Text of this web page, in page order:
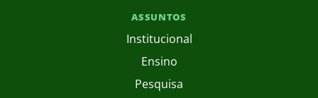
ASSUNTOS
Institucional
Ensino
Pesquisa